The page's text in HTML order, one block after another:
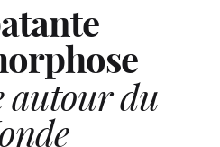
autour du